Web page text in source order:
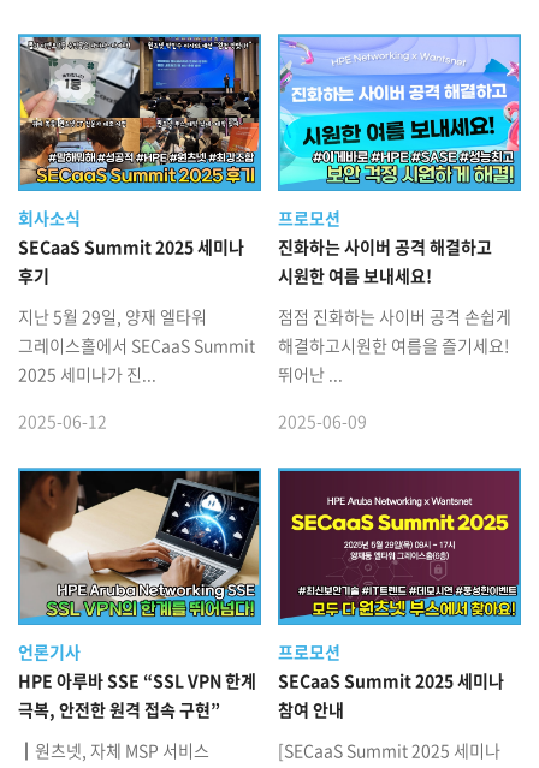
회사소식
SECaaS Summit 2025 세미나
후기
지난 5월 29일, 양재 엘타워
그레이스홀에서 SECaaS Summit
2025 세미나가 진...
2025-06-12
프로모션
진화하는 사이버 공격 해결하고
시원한 여름 보내세요!
점점 진화하는 사이버 공격 손쉽게
해결하고시원한 여름을 즐기세요!
뛰어난 ...
2025-06-09
언론기사
HPE 아루바 SSE “SSL VPN 한계
극복, 안전한 원격 접속 구현”
┃원츠넷, 자체 MSP 서비스
프로모션
SECaaS Summit 2025 세미나
참여 안내
[SECaaS Summit 2025 세미나